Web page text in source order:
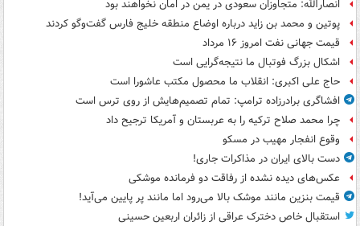
انصارالله: متجاوزان سعودی در یمن در امان نخواهند بود
پوتین و محمد بن زاید درباره اوضاع منطقه خلیج فارس گفت‌وگو کردند
قیمت جهانی نفت امروز ۱۶ مرداد
اشکال بزرگ فوتبال ما نتیجه‌گرایی است
حاج علی اکبری: انقلاب ما محصول مکتب عاشورا است
افشاگری برادرزاده ترامپ: تمام تصمیم‌هایش از روی ترس است
چرا محمد صلاح ترکیه را به عربستان و آمریکا ترجیح داد
وقوع انفجار مهیب در مسکو
دست بالای ایران در مذاکرات جاری!
عکس‌های دیده نشده از رفاقت دو فرمانده‌ موشکی
قیمت بنزین مانند موشک بالا می‌رود اما مانند پر پایین می‌آید!
استقبال خاص دخترک عراقی از زائران اربعین حسینی